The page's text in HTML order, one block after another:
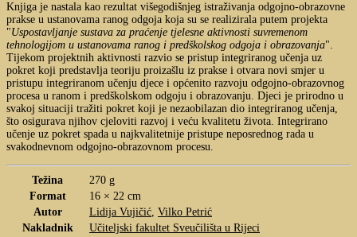
Knjiga je nastala kao rezultat višegodišnjeg istraživanja odgojno-obrazovne
prakse u ustanovama ranog odgoja koja su se realizirala putem projekta
"Uspostavljanje sustava za praćenje tjelesne aktivnosti suvremenom
tehnologijom u ustanovama ranog i predškolskog odgoja i obrazovanja".
Tijekom projektnih aktivnosti razvio se pristup integriranog učenja uz
pokret koji predstavlja teoriju proizašlu iz prakse i otvara novi smjer u
pristupu integriranom učenju djece i općenito razvoju odgojno-obrazovnog
procesa u ranom i predškolskom odgoju i obrazovanju. Djeci je prirodno u
svakoj situaciji tražiti pokret koji je nezaobilazan dio integriranog učenja,
što osigurava njihov cjeloviti razvoj i veću kvalitetu života. Integrirano
učenje uz pokret spada u najkvalitetnije pristupe neposrednog rada u
svakodnevnom odgojno-obrazovnom procesu.
Težina
270 g
Format
16 × 22 cm
Autor
Lidija Vujičić, Vilko Petrić
Nakladnik
Učiteljski fakultet Sveučilišta u Rijeci